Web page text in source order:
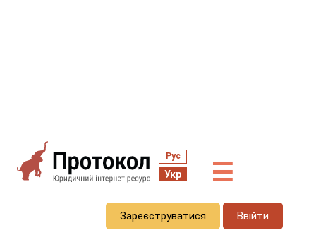
Рус
Укр ☰
Зареєструватися Ввійти